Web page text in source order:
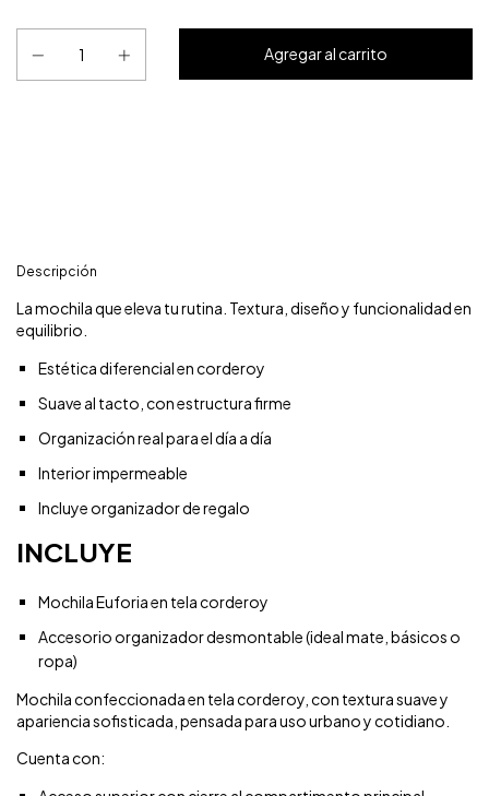
Descripción
La mochila que eleva tu rutina. Textura, diseño y funcionalidad en
equilibrio.
Estética diferencial en corderoy
Suave al tacto, con estructura firme
Organización real para el día a día
Interior impermeable
Incluye organizador de regalo
INCLUYE
Mochila Euforia en tela corderoy
Accesorio organizador desmontable (ideal mate, básicos o
ropa)
Mochila confeccionada en tela corderoy, con textura suave y
apariencia sofisticada, pensada para uso urbano y cotidiano.
Cuenta con: